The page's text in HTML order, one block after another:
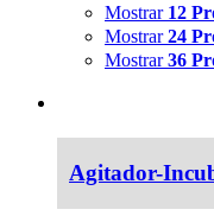
Mostrar 12
Mostrar24
Mostrar36
Agitador-